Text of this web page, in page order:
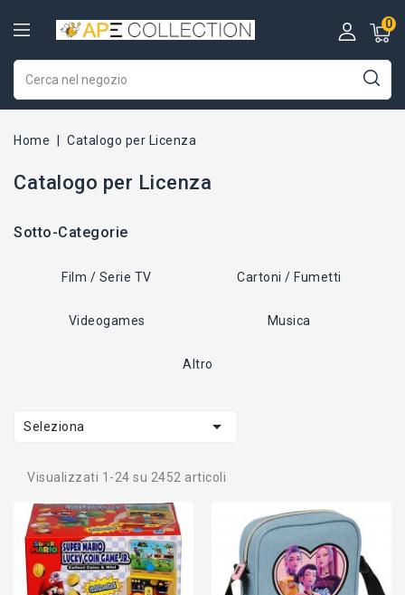
0
Home Catalogo per Licenza
Catalogo per Licenza
Sotto-Categorie
Film / Serie TV Cartoni / Fumetti
Videogames Musica
Altro
Seleziona 
Visualizzati 1-24 su 2452 articoli